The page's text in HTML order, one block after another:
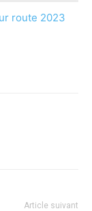
route 2023
Article suivant